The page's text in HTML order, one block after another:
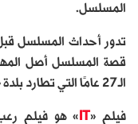
المسلسل.
تدور أحداث المسلسل
الـ27 عامًا التي تطارد بلدة «مين» الصغيرة.
فيلم «IT » هو فيلم